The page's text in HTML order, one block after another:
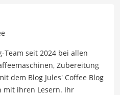
Team seit 2024 bei allen
Zubereitung
dem Blog Jules' Coffee Blog
mit ihren Lesern. Ihr